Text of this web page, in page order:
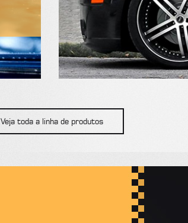
Veja toda a linha de produtos